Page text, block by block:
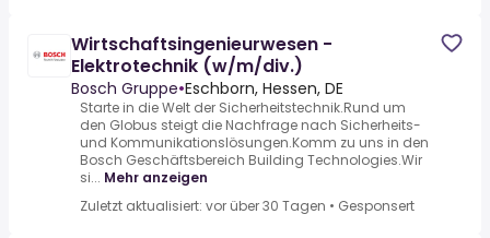
Wirtschaftsingenieurwesen -
Elektrotechnik (w/m/div.)
Bosch Gruppe•Eschborn, Hessen, DE
Starte in die Welt der Sicherheitstechnik.Rund um
den Globus steigt die Nachfrage nach Sicherheits-
und Kommunikationslösungen.Komm zu uns in den
Bosch Geschäftsbereich Building Technologies.Wir
si... Mehr anzeigen
Zuletzt aktualisiert: vor über 30 Tagen • Gesponsert